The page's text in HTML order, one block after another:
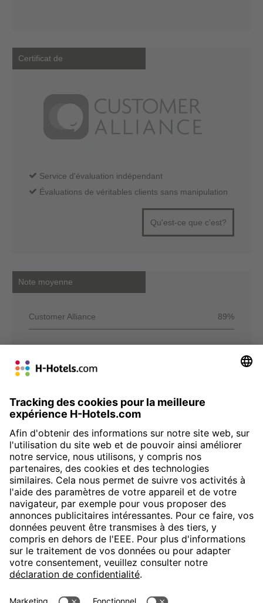
Certificat de
Service d'évaluation indépendant
Évaluations de véritables clients sans manipulation
Qu'est-ce que c'est?
Note moyenne
Customer Alliance 89%